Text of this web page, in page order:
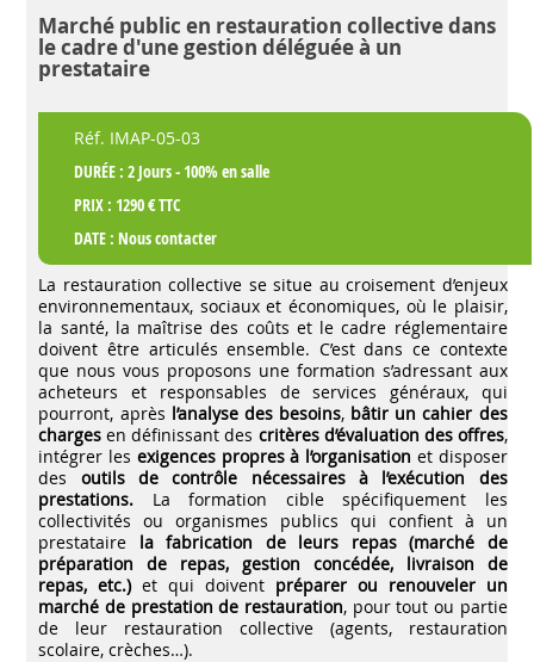
Marché public en restauration collective dans
le cadre d'une gestion déléguée à un
prestataire
Réf. IMAP-05-03
DURÉE : 2 Jours - 100% en salle
PRIX : 1290 € TTC
DATE :Nous contacter
La restauration collective se situe au croisement d’enjeux
environnementaux, sociaux et économiques, où le plaisir,
la santé, la maîtrise des coûts et le cadre réglementaire
doivent être articulés ensemble. C’est dans ce contexte
que nous vous proposons une formation s’adressant aux
acheteurs et responsables de services généraux, qui
pourront, après l’analyse des besoins, bâtir un cahier des
chargesen définissant des critères d’évaluation des offres,
intégrer les exigences propres à l’organisation et disposer
des outils de contrôle nécessaires à l’exécution des
prestations. La formation cible spécifiquement les
collectivités ou organismes publics qui confient à un
prestataire la fabrication de leurs repas (marché de
préparation de repas, gestion concédée, livraison de
repas, etc.)et qui doivent préparer ou renouveler un
marché de prestation de restauration, pour tout ou partie
de leur restauration collective (agents, restauration
scolaire, crèches…).